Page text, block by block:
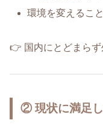
環境を変えるこ
👉 国内にとどまら
② 現状に満足